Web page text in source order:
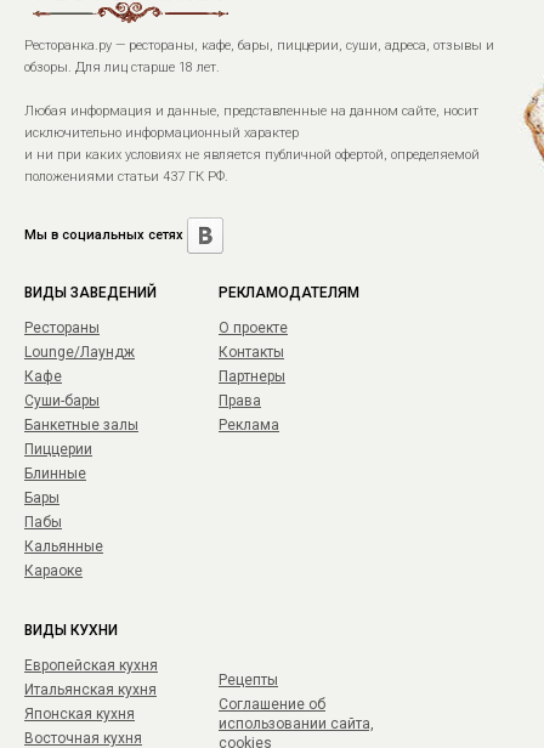
Ресторанка.ру — рестораны, кафе, бары, пиццерии, суши, адреса, отзывы и
обзоры. Для лиц старше 18 лет.
Любая информация и данные, представленные на данном сайте, носит
исключительно информационный характер
и ни при каких условиях не является публичной офертой, определяемой
положениями статьи 437 ГК РФ.
Мы в социальных сетях
ВИДЫ ЗАВЕДЕНИЙ
Рестораны
Lounge/Лаундж
Кафе
Суши-бары
Банкетные залы
Пиццерии
Блинные
Бары
Пабы
Кальянные
Караоке
РЕКЛАМОДАТЕЛЯМ
О проекте
Контакты
Партнеры
Права
Реклама
ВИДЫ КУХНИ
Европейская кухня
Итальянская кухня
Японская кухня
Восточная кухня
Рецепты
Соглашение об
использовании сайта,
cookies